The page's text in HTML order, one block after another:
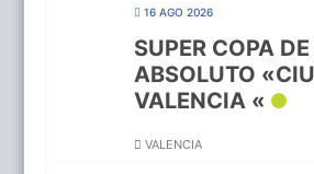
16 AGO 2026
SUPER COPA
ABSOLUTO
VALENCIA «
VALENCIA